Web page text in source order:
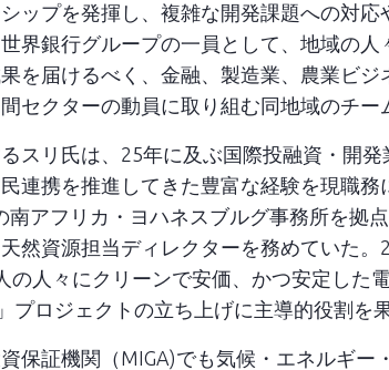
ップを発揮し、複雑な開発課題への対応
界銀行グループの一員として、地域の人
を届けるべく、金融、製造業、農業ビジ
セクターの動員に取り組む同地域のチー
スリ氏は、25年に及ぶ国際投融資・開発
連携を推進してきた豊富な経験を現職務
南アフリカ・ヨハネスブルグ事務所を拠
然資源担当ディレクターを務めていた。
の人々にクリーンで安価、かつ安定した
プロジェクトの立ち上げに主導的役割を
保証機関（MIGA)でも気候・エネルギー